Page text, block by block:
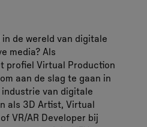
de wereld van digitale
media? Als
profiel Virtual Production
aan de slag te gaan in
van digitale
als 3D Artist, Virtual
VR/AR Developer bij